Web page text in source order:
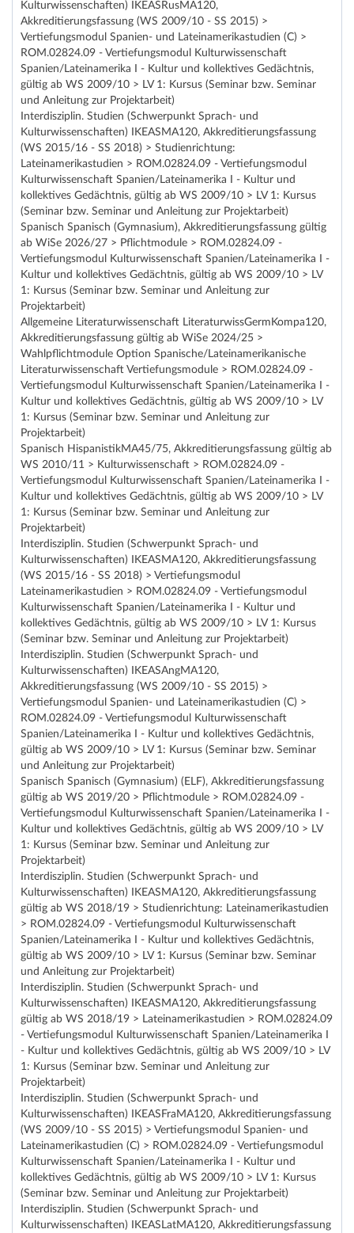
Kulturwissenschaften) IKEASRusMA120,
Akkreditierungsfassung (WS 2009/10 - SS 2015) >
Vertiefungsmodul Spanien- und Lateinamerikastudien (C) >
ROM.02824.09 - Vertiefungsmodul Kulturwissenschaft
Spanien/Lateinamerika I - Kultur und kollektives Gedächtnis,
gültig ab WS 2009/10 > LV 1: Kursus (Seminar bzw. Seminar
und Anleitung zur Projektarbeit)
Interdisziplin. Studien (Schwerpunkt Sprach- und
Kulturwissenschaften) IKEASMA120, Akkreditierungsfassung
(WS 2015/16 - SS 2018) > Studienrichtung:
Lateinamerikastudien > ROM.02824.09 - Vertiefungsmodul
Kulturwissenschaft Spanien/Lateinamerika I - Kultur und
kollektives Gedächtnis, gültig ab WS 2009/10 > LV 1: Kursus
(Seminar bzw. Seminar und Anleitung zur Projektarbeit)
Spanisch Spanisch (Gymnasium), Akkreditierungsfassung gültig
ab WiSe 2026/27 > Pflichtmodule > ROM.02824.09 -
Vertiefungsmodul Kulturwissenschaft Spanien/Lateinamerika I -
Kultur und kollektives Gedächtnis, gültig ab WS 2009/10 > LV
1: Kursus (Seminar bzw. Seminar und Anleitung zur
Projektarbeit)
Allgemeine Literaturwissenschaft LiteraturwissGermKompa120,
Akkreditierungsfassung gültig ab WiSe 2024/25 >
Wahlpflichtmodule Option Spanische/Lateinamerikanische
Literaturwissenschaft Vertiefungsmodule > ROM.02824.09 -
Vertiefungsmodul Kulturwissenschaft Spanien/Lateinamerika I -
Kultur und kollektives Gedächtnis, gültig ab WS 2009/10 > LV
1: Kursus (Seminar bzw. Seminar und Anleitung zur
Projektarbeit)
Spanisch HispanistikMA45/75, Akkreditierungsfassung gültig ab
WS 2010/11 > Kulturwissenschaft > ROM.02824.09 -
Vertiefungsmodul Kulturwissenschaft Spanien/Lateinamerika I -
Kultur und kollektives Gedächtnis, gültig ab WS 2009/10 > LV
1: Kursus (Seminar bzw. Seminar und Anleitung zur
Projektarbeit)
Interdisziplin. Studien (Schwerpunkt Sprach- und
Kulturwissenschaften) IKEASMA120, Akkreditierungsfassung
(WS 2015/16 - SS 2018) > Vertiefungsmodul
Lateinamerikastudien > ROM.02824.09 - Vertiefungsmodul
Kulturwissenschaft Spanien/Lateinamerika I - Kultur und
kollektives Gedächtnis, gültig ab WS 2009/10 > LV 1: Kursus
(Seminar bzw. Seminar und Anleitung zur Projektarbeit)
Interdisziplin. Studien (Schwerpunkt Sprach- und
Kulturwissenschaften) IKEASAngMA120,
Akkreditierungsfassung (WS 2009/10 - SS 2015) >
Vertiefungsmodul Spanien- und Lateinamerikastudien (C) >
ROM.02824.09 - Vertiefungsmodul Kulturwissenschaft
Spanien/Lateinamerika I - Kultur und kollektives Gedächtnis,
gültig ab WS 2009/10 > LV 1: Kursus (Seminar bzw. Seminar
und Anleitung zur Projektarbeit)
Spanisch Spanisch (Gymnasium) (ELF), Akkreditierungsfassung
gültig ab WS 2019/20 > Pflichtmodule > ROM.02824.09 -
Vertiefungsmodul Kulturwissenschaft Spanien/Lateinamerika I -
Kultur und kollektives Gedächtnis, gültig ab WS 2009/10 > LV
1: Kursus (Seminar bzw. Seminar und Anleitung zur
Projektarbeit)
Interdisziplin. Studien (Schwerpunkt Sprach- und
Kulturwissenschaften) IKEASMA120, Akkreditierungsfassung
gültig ab WS 2018/19 > Studienrichtung: Lateinamerikastudien
> ROM.02824.09 - Vertiefungsmodul Kulturwissenschaft
Spanien/Lateinamerika I - Kultur und kollektives Gedächtnis,
gültig ab WS 2009/10 > LV 1: Kursus (Seminar bzw. Seminar
und Anleitung zur Projektarbeit)
Interdisziplin. Studien (Schwerpunkt Sprach- und
Kulturwissenschaften) IKEASMA120, Akkreditierungsfassung
gültig ab WS 2018/19 > Lateinamerikastudien > ROM.02824.09
- Vertiefungsmodul Kulturwissenschaft Spanien/Lateinamerika I
- Kultur und kollektives Gedächtnis, gültig ab WS 2009/10 > LV
1: Kursus (Seminar bzw. Seminar und Anleitung zur
Projektarbeit)
Interdisziplin. Studien (Schwerpunkt Sprach- und
Kulturwissenschaften) IKEASFraMA120, Akkreditierungsfassung
(WS 2009/10 - SS 2015) > Vertiefungsmodul Spanien- und
Lateinamerikastudien (C) > ROM.02824.09 - Vertiefungsmodul
Kulturwissenschaft Spanien/Lateinamerika I - Kultur und
kollektives Gedächtnis, gültig ab WS 2009/10 > LV 1: Kursus
(Seminar bzw. Seminar und Anleitung zur Projektarbeit)
Interdisziplin. Studien (Schwerpunkt Sprach- und
Kulturwissenschaften) IKEASLatMA120, Akkreditierungsfassung